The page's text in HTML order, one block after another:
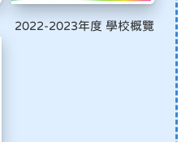
2022-2023年度 學校概覽